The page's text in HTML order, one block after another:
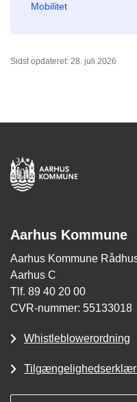
Mobilitet
Sidst opdateret: 28. juli 2026
Aarhus Kommune
Aarhus Kommune
Aarhus C
Tlf. 89 40 20 00
CVR-nummer: 55133018
Whistleblowerordning